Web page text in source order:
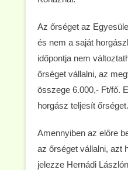
Az őrséget az
és nem a saját
időpontja nem
őrséget vállalni, az
összege 6.000,- Ft/fő.
horgász teljesít őrséget.
Amennyiben az előre
az őrséget vállalni, azt
jelezze Hernádi